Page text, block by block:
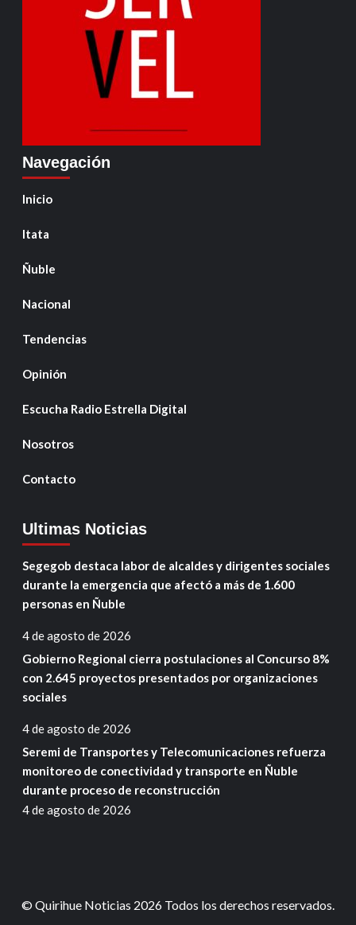
Navegación
Inicio
Itata
Ñuble
Nacional
Tendencias
Opinión
Escucha Radio Estrella Digital
Nosotros
Contacto
Ultimas Noticias
Segegob destaca labor de alcaldes y dirigentes sociales
durante la emergencia que afectó a más de 1.600
personas en Ñuble
4 de agosto de 2026
Gobierno Regional cierra postulaciones al Concurso 8%
con 2.645 proyectos presentados por organizaciones
sociales
4 de agosto de 2026
Seremi de Transportes y Telecomunicaciones refuerza
monitoreo de conectividad y transporte en Ñuble
durante proceso de reconstrucción
4 de agosto de 2026